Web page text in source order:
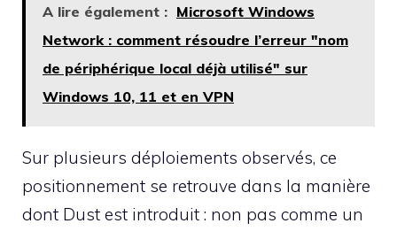
A lire également : Microsoft Windows
Network : comment résoudre l’erreur "nom
de périphérique local déjà utilisé" sur
Windows 10, 11 et en VPN
Sur plusieurs déploiements observés, ce
positionnement se retrouve dans la manière
dont Dust est introduit : non pas comme un